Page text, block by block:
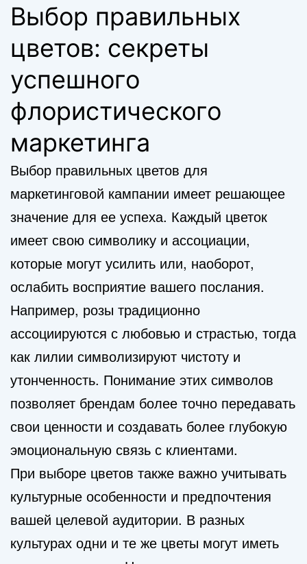
Выбор правильных
цветов: секреты
успешного
флористического
маркетинга
Выбор правильных цветов для
маркетинговой кампании имеет решающее
значение для ее успеха. Каждый цветок
имеет свою символику и ассоциации,
которые могут усилить или, наоборот,
ослабить восприятие вашего послания.
Например, розы традиционно
ассоциируются с любовью и страстью, тогда
как лилии символизируют чистоту и
утонченность. Понимание этих символов
позволяет брендам более точно передавать
свои ценности и создавать более глубокую
эмоциональную связь с клиентами.
При выборе цветов также важно учитывать
культурные особенности и предпочтения
вашей целевой аудитории. В разных
культурах одни и те же цветы могут иметь